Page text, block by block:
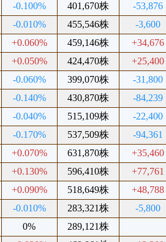
-0.100% 401,670株
-53,876
-0.010% 455,546株
-3,600
+0.060% 459,146株
+34,676
+0.050% 424,470株
+25,400
-0.060% 399,070株
-31,800
-0.140% 430,870株
-84,239
-0.040% 515,109株
-22,400
-0.170% 537,509株
-94,361
+0.070% 631,870株
+35,460
+0.130% 596,410株
+77,761
+0.090% 518,649株
+48,788
-0.010% 283,321株 -5,800
0% 289,121株